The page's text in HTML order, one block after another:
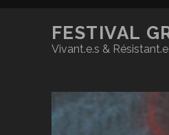
FESTIVAL
Vivant.e.s &